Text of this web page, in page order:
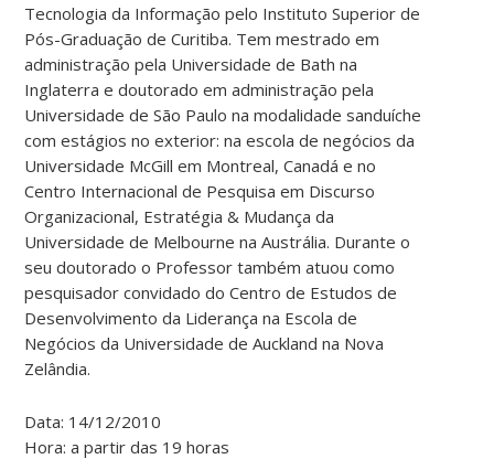
Tecnologia da Informação pelo Instituto Superior de
Pós-Graduação de Curitiba. Tem mestrado em
administração pela Universidade de Bath na
Inglaterra e doutorado em administração pela
Universidade de São Paulo na modalidade sanduíche
com estágios no exterior: na escola de negócios da
Universidade McGill em Montreal, Canadá e no
Centro Internacional de Pesquisa em Discurso
Organizacional, Estratégia & Mudança da
Universidade de Melbourne na Austrália. Durante o
seu doutorado o Professor também atuou como
pesquisador convidado do Centro de Estudos de
Desenvolvimento da Liderança na Escola de
Negócios da Universidade de Auckland na Nova
Zelândia.
Data: 14/12/2010
Hora: a partir das 19 horas